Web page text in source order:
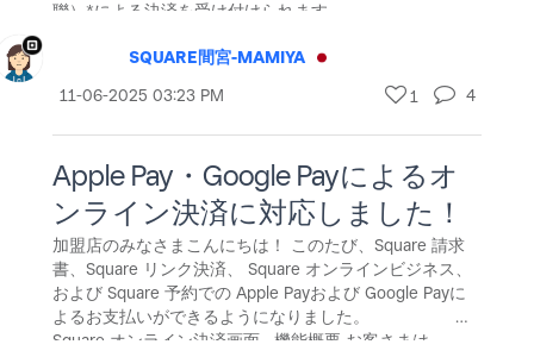
聯）*による決済を受け付けられます。
SQUARE間宮-MAMIYA
‎11-06-2025 03:23 PM 1 4
Apple Pay・Google Payによるオ
ンライン決済に対応しました！
加盟店のみなさまこんにちは！ このたび、Square 請求
書、Square リンク決済、 Square オンラインビジネス、
および Square 予約での Apple Payおよび Google Payに
よるお支払いができるようになりました。
Square オンライン決済画面 機能概要 お客さまは、